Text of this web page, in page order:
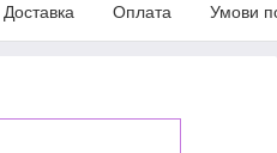
Доставка Оплата Умови